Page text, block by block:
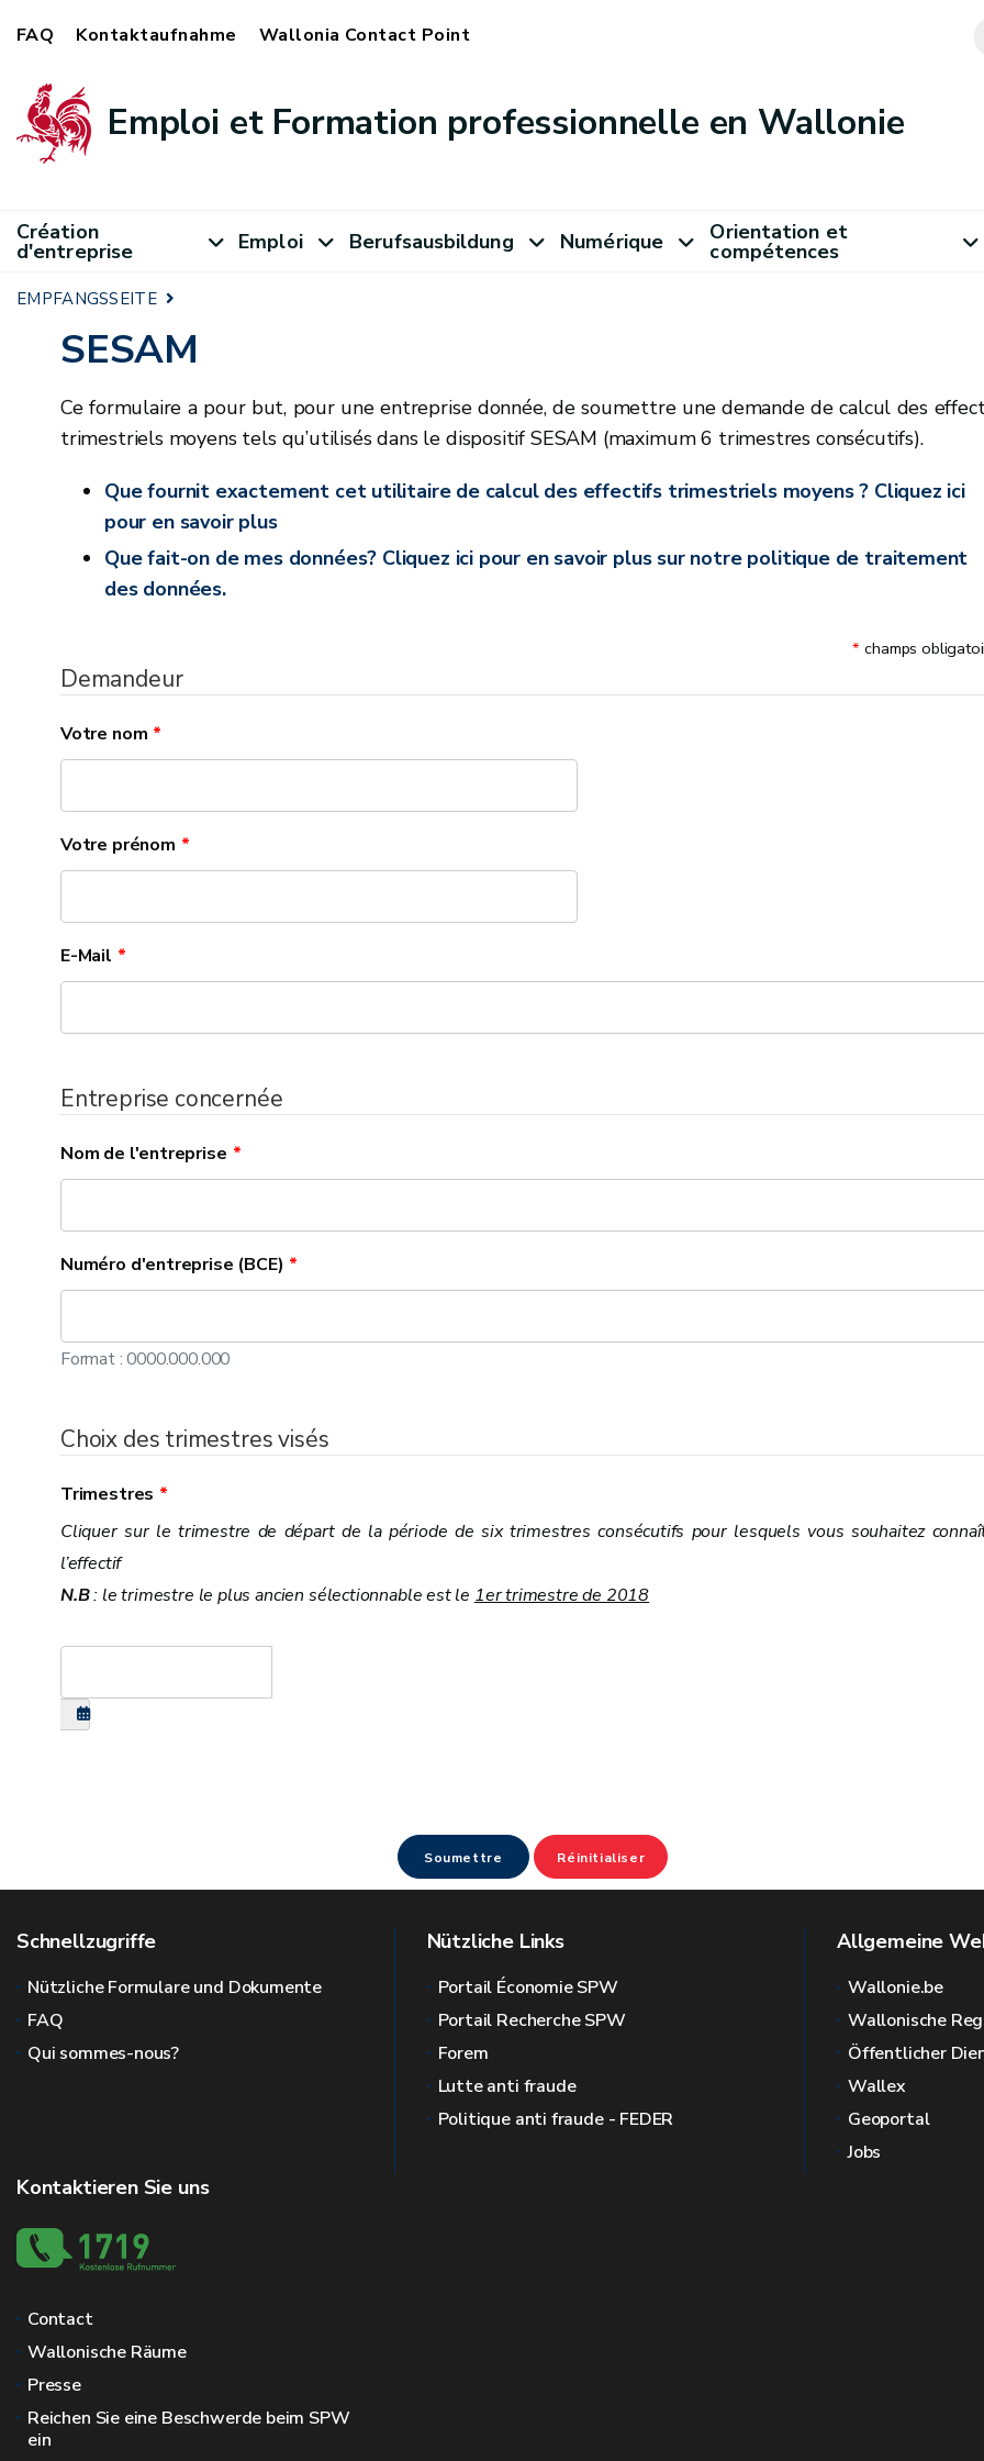
FAQ Kontaktaufnahme Wallonia Contact Point
Emploi et Formation professionnelle en Wallonie
Création
d'entreprise Emploi Berufsausbildung Numérique Orientation et
compétences
EMPFANGSSEITE
SESAM
Ce formulaire a pour but, pour une entreprise donnée, de soumettre une demande de calcul des
trimestriels moyens tels qu’utilisés dans le dispositif SESAM (maximum 6 trimestres consécutifs).
Que fournit exactement cet utilitaire de calcul des effectifs trimestriels moyens ? Cliquez ici
pour en savoir plus
Que fait-on de mes données? Cliquez ici pour en savoir plus sur notre politique de traitement
des données.
champs
Demandeur
Votre nom
Votre prénom
E-Mail
Entreprise concernée
Nom de l'entreprise
Numéro d'entreprise (BCE)
Format : 0000.000.000
Choix des trimestres visés
Trimestres
Cliquer sur le trimestre de départ de la période de six trimestres consécutifs pour lesquels vous souhaitez
l’effectif
N.B: le trimestre le plus ancien sélectionnable est le 1er trimestre de 2018
Soumettre Réinitialiser
Schnellzugriffe
Nützliche Formulare und Dokumente
FAQ
Qui sommes-nous?
Nützliche Links
Portail Économie SPW
Portail Recherche SPW
Forem
Lutte anti fraude
Politique anti fraude - FEDER
Allgemeine
Wallonie.be
Wallonische
Öffentlicher
Wallex
Geoportal
Jobs
Kontaktieren Sie uns
Contact
Wallonische Räume
Presse
Reichen Sie eine Beschwerde beim SPW
ein